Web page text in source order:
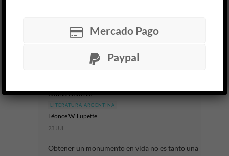
estudiante secundaria oculta su embarazo...
Diana Bellessi
LITERATURA ARGENTINA
Léonce W. Lupette
23 JUL
Obtener un monumento en vida no es tanto una
Mercado Pago
Paypal